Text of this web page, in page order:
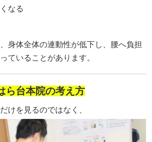
なる
身体全体の連動性が低下し、腰へ負担
ていることがあります。
ら台本院の考え方
けを見るのではなく、